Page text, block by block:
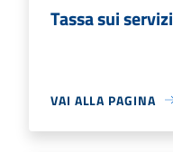
Tassa sui servizi
VAI ALLA PAGINA